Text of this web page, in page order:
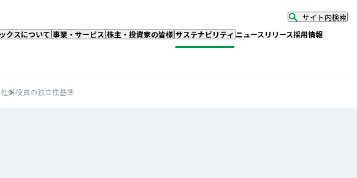
クスについて 事業・サービス 株主・投資家の皆様 サステナビリティ ニュースリリース採用情報
サイト内検索
社外役員の独立性基準